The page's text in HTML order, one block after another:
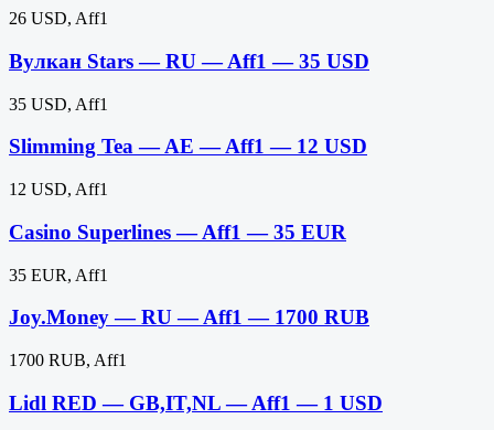
26 USD, Aff1
Вулкан Stars — RU — Aff1 — 35 USD
35 USD, Aff1
Slimming Tea — AE — Aff1 — 12 USD
12 USD, Aff1
Casino Superlines — Aff1 — 35 EUR
35 EUR, Aff1
Joy.Money — RU — Aff1 — 1700 RUB
1700 RUB, Aff1
Lidl RED — GB,IT,NL — Aff1 — 1 USD